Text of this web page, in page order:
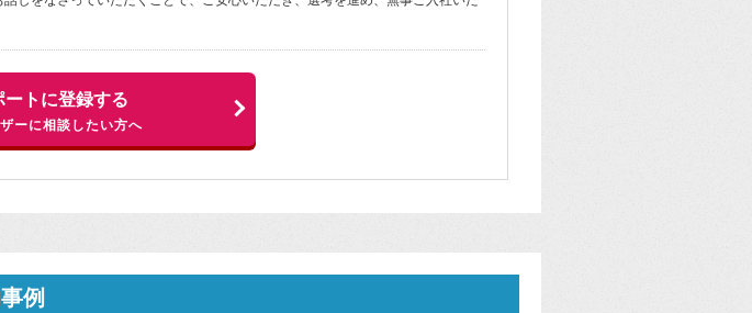
トに登録する
ーに相談したい方へ
例